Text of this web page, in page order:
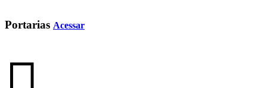
Portarias Acessar